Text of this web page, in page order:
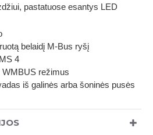
pastatuose esantys LED
belaidį M-Bus ryšį
4
režimus
iš galinės arba šoninės pusės